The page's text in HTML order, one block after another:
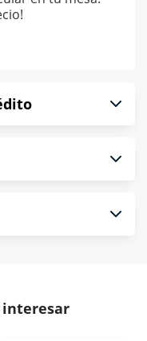
generas el
conforme a
fin.
Encriptación 3D.
interesar